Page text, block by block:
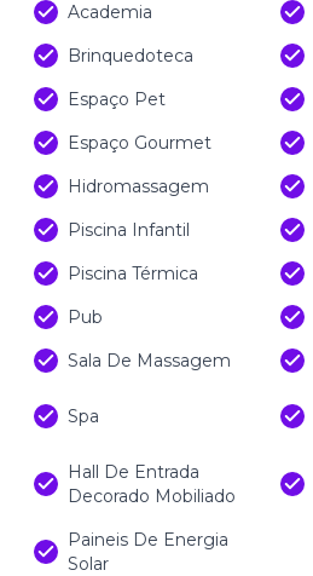
Academia
Brinquedoteca
Espaço Pet
Espaço Gourmet
Hidromassagem
Piscina Infantil
Piscina Térmica
Pub
Sala De Massagem
Spa
Hall De Entrada
Decorado Mobiliado
Paineis De Energia
Solar